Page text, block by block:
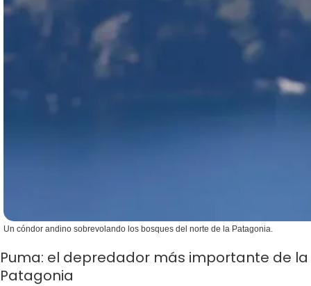
Un cóndor andino sobrevolando los bosques del norte de la Patagonia.
Puma: el depredador más importante de la
Patagonia